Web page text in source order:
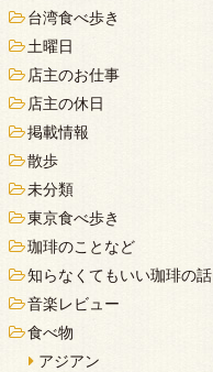
台湾食べ歩き
土曜日
店主のお仕事
店主の休日
掲載情報
散歩
未分類
東京食べ歩き
珈琲のことなど
知らなくてもいい珈琲の話
音楽レビュー
食べ物
アジアン